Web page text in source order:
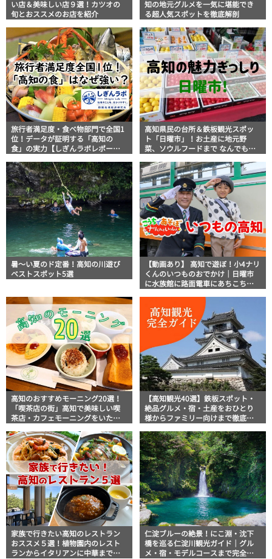
い店＆美味しい店９選！カツオの
旬とおススメのお店を紹介
知の地元グルメを一気に堪能でき
る超人気スポットを徹底解剖
旅行者満足度・食べ物部門で全国1
位！データが証明する「高知の
食」の実力【しぎんラボレポー
高知県民の台所＆鉄板観光スポッ
ト「日曜市」！お土産に地元野
菜、ソウルフードまで なんでもそ
説！
暑～い夏のド定番！高知の川遊び
ベストスポット5選
【動画あり】 高知で遊ぼ！小4ナリ
くんのいつものおでかけ｜日曜市
に水族館に路面電車にあちこち巡
高知のおすすめモーニング20選！
「喫茶店の街」高知で美味しい喫
茶店・カフェモーニングをいただ
【高知観光40選】鉄板スポット・
絶品グルメ・宿・土産をおひとり
様からファミリー向けまで徹底解
家族で行きたい高知のレストラン
おススメ５選！植物園内のレスト
ランからイタリアンに中華まで楽
仁淀ブルーの絶景！にこ淵・沈下
橋を巡る仁淀川観光ガイド｜グル
メ・宿・モデルコースまで完全網